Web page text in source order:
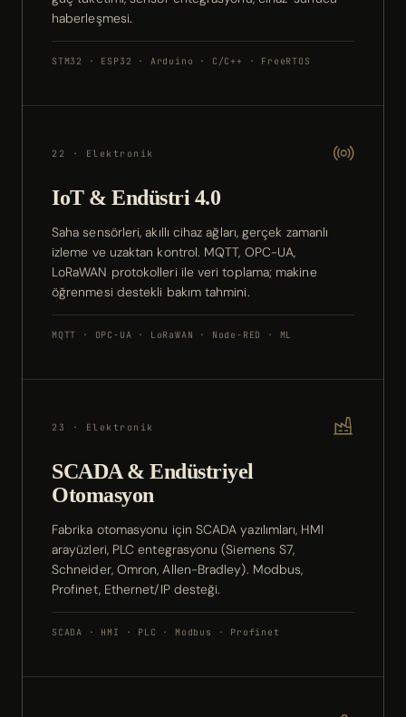
haberleşmesi.
STM32 · ESP32 · Arduino · C/C++ · FreeRTOS
22 · Elektronik
IoT & Endüstri 4.0
Saha sensörleri, akıllı cihaz ağları, gerçek zamanlı
izleme ve uzaktan kontrol. MQTT, OPC-UA,
LoRaWAN protokolleri ile veri toplama; makine
öğrenmesi destekli bakım tahmini.
MQTT · OPC-UA · LoRaWAN · Node-RED · ML
23 · Elektronik
SCADA & Endüstriyel
Otomasyon
Fabrika otomasyonu için SCADA yazılımları, HMI
arayüzleri, PLC entegrasyonu (Siemens S7,
Schneider, Omron, Allen-Bradley). Modbus,
Profinet, Ethernet/IP desteği.
SCADA · HMI · PLC · Modbus · Profinet